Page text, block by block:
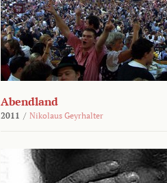
Abendland
2011 / Nikolaus Geyrhalter